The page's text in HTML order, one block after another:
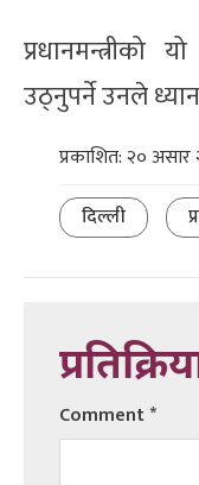
प्रधानमन्त्रीको
उठ्नुपर्ने उनले
प्रकाशित: २०
दिल्ली
Comment*